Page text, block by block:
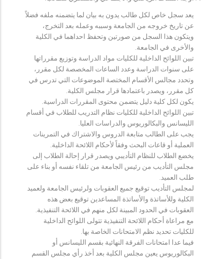
يعد سجل خاص لكل طالب يدون به بيان لما يتضمنه ملفه فضلاً
عن تاريخ خروجه من الجامعة وسببه وعمله بعد التخرج،
ويتكون هذا السجل من صورتين وتحفظ احداهما في الكلية
والأخرى في الجامعة.
تبين اللوائح الداخلية للكليات مواد الدراسة وتوزيع مقرراتها
على سنوات الدراسة وعدد الساعات المخصصة لكل مقرر،
وتحدد مجالس الأقسام المختصة الموضوعات التي تدرس في
كل مقرر، ويصدر باعتمادها قرار مجلس الكلية.
يكون لكل كلية دليل يتضمن محتوى المقررات الدراسية.
تبين اللوائح الداخلية للكليات نظام التدريب للطلاب في أقسام
الليسانس والبكالوريوس والدراسات العليا.
يجب على الطالب متابعة الدروس والاشتراك في التمرينات
العملية أو قاعات البحث وفقاً لأحكام اللائحة الداخلية.
يخضع الطلاب للنظام التأديبي ويصدر قرار إحالة الطلاب إلى
مجلس التأديب من رئيس الجامعة من تلقاء نفسه أو بناء على
طلب العميد.
لمجلس التأديب توقيع جميع العقوبات ولرئيس الجامعة ولعميد
الكلية وللأساتذة والأساتذة المساعدين توقيع بعض هذه
العقوبات في الحدود المبينة لكل منهم في اللائحة التنفيذية.
مع مراعاة أحكام اللائحة التنفيذية تتولى اللوائح الداخلية
للكليات تحديد نظم الامتحانات الخاصة بها.
فيما عدا امتحانات الفرقة النهائية بقسم الليسانس أو
البكالوريوس يعين مجلس الكلية بعد أخذ رأي مجلس القسم